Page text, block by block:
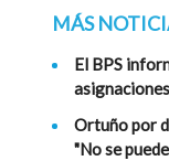
MÁS
El BPS
Ortuño por
"No se